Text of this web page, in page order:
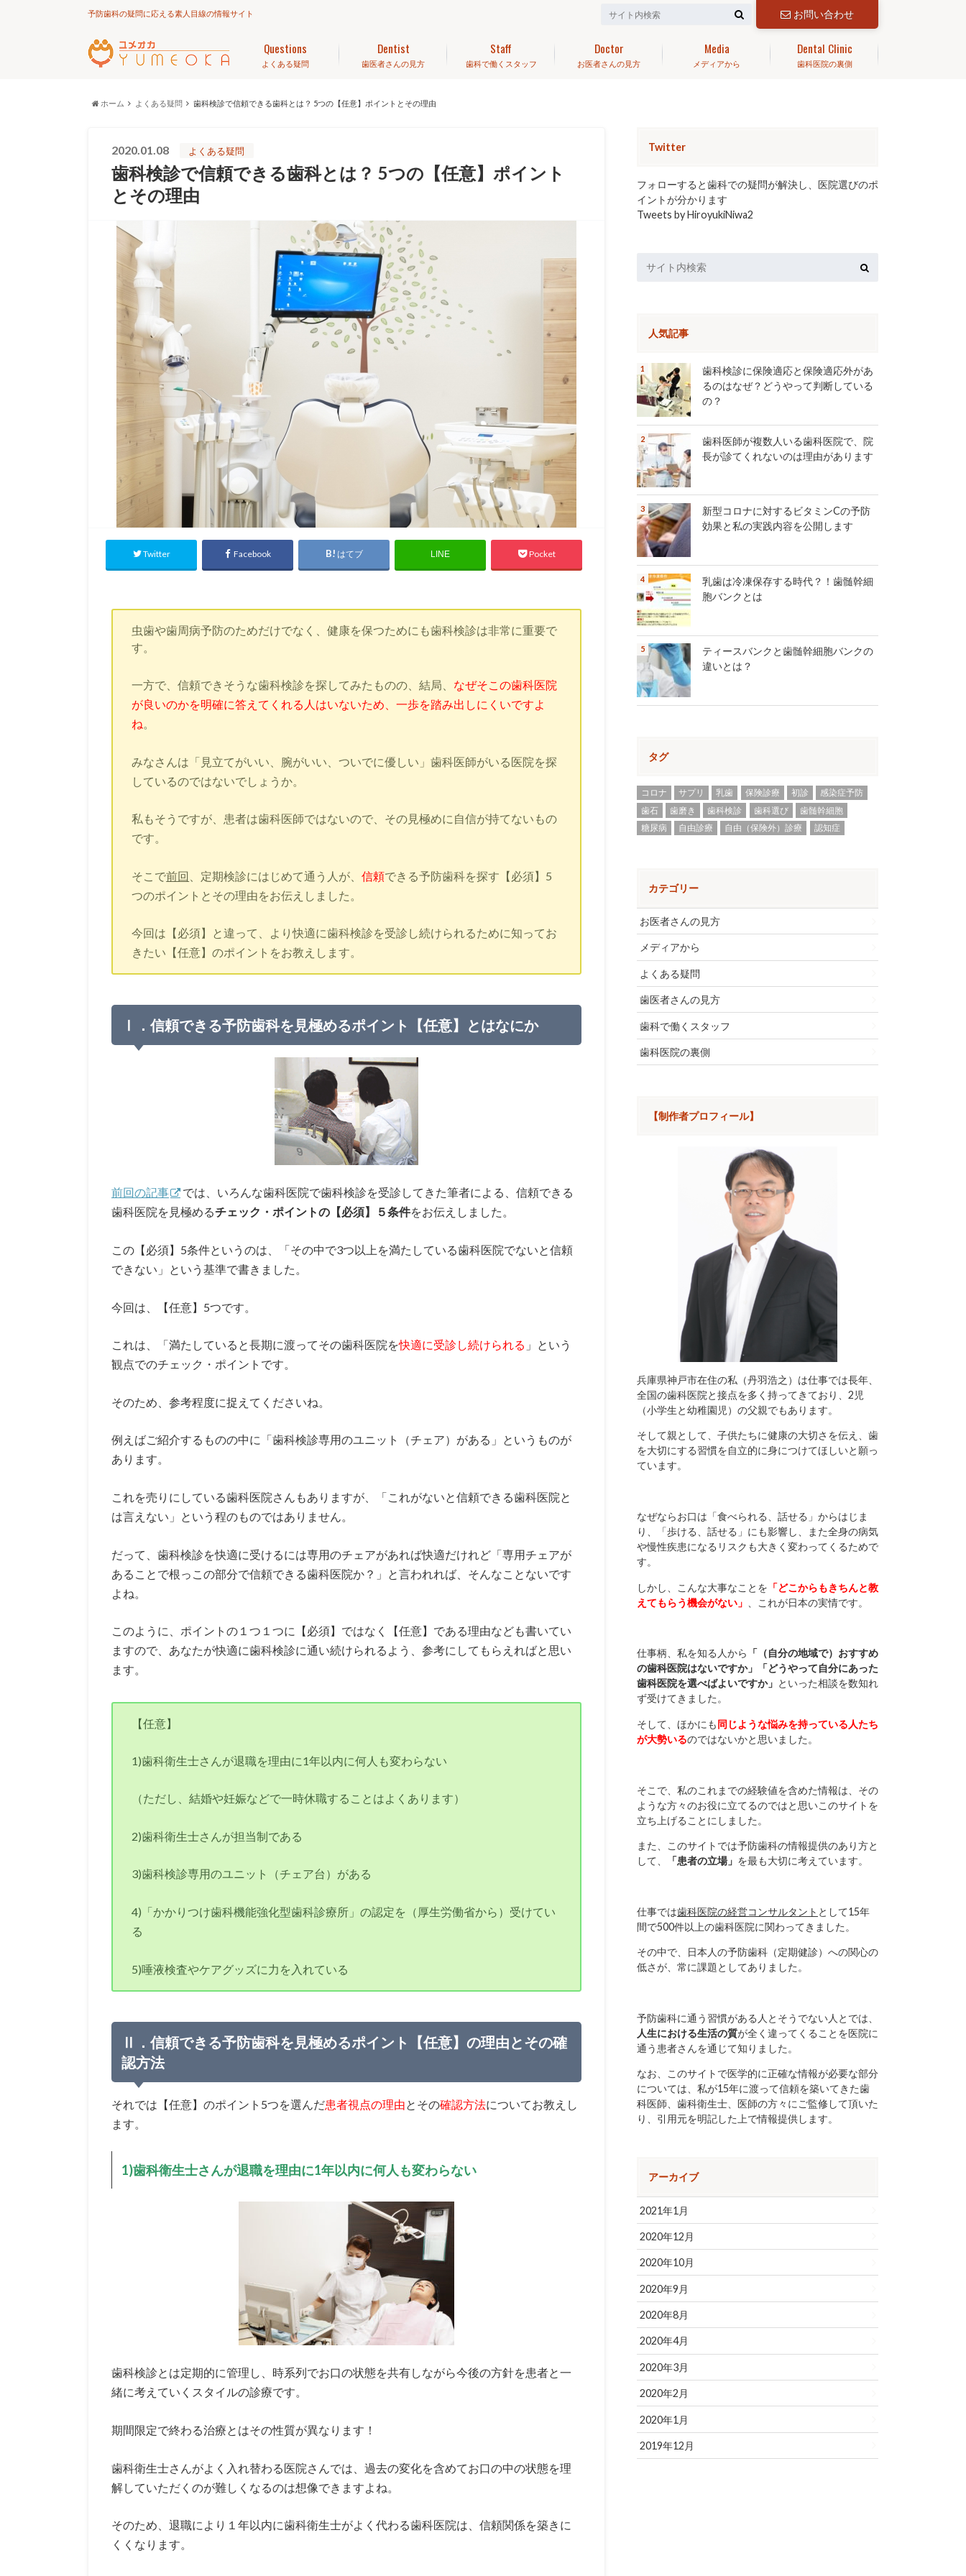
予防歯科の疑問に応える素人目線の情報サイト お問い合わせ
よくある疑問
Questions
歯医者さんの見方
Dentist
歯科で働くスタッフ
Staff
お医者さんの見方
Doctor
メディアから
Media
歯科医院の裏側
Dental Clinic
ホーム よくある疑問 歯科検診で信頼できる歯科とは？ 5つの【任意】ポイントとその理由
2020.01.08 よくある疑問
歯科検診で信頼できる歯科とは？ 5つの【任意】ポイント
とその理由
Twitter Facebook はてブ LINE Pocket
虫歯や歯周病予防のためだけでなく、健康を保つためにも歯科検診は非常に重要で
す。
一方で、信頼できそうな歯科検診を探してみたものの、結局、 なぜそこの歯科医院
が良いのかを明確に答えてくれる人はいないため、一歩を踏み出しにくいですよ
ね。
みなさんは「見立てがいい、腕がいい、ついでに優しい」歯科医師がいる医院を探
しているのではないでしょうか。
私もそうですが、患者は歯科医師ではないので、その見極めに自信が持てないもの
です。
そこで前回 、定期検診にはじめて通う人が、信頼できる予防歯科を探す【必須】5
つのポイントとその理由をお伝えしました。
今回は【必須】と違って、より快適に歯科検診を受診し続けられるために知ってお
きたい【任意】のポイントをお教えします。
Ⅰ．信頼できる予防歯科を見極めるポイント【任意】とはなにか
前回の記事
では、いろんな歯科医院で歯科検診を受診してきた筆者による、信頼できる
歯科医院を見極めるチェック・ポイントの【必須】５条件をお伝えしました。
この【必須】5条件というのは、「その中で3つ以上を満たしている歯科医院でないと信頼
できない」という基準で書きました。
今回は、【任意】5つです。
これは、「満たしていると長期に渡ってその歯科医院を快適に受診し続けられる 」という
観点でのチェック・ポイントです。
そのため、参考程度に捉えてくださいね。
例えばご紹介するものの中に「歯科検診専用のユニット（チェア）がある」というものが
あります。
これを売りにしている歯科医院さんもありますが、「これがないと信頼できる歯科医院と
は言えない」という程のものではありません。
だって、歯科検診を快適に受けるには専用のチェアがあれば快適だけれど「専用チェアが
あることで根っこの部分で信頼できる歯科医院か？」と言われれば、そんなことないです
よね。
このように、ポイントの１つ１つに【必須】ではなく【任意】である理由なども書いてい
ますので、あなたが快適に歯科検診に通い続けられるよう、参考にしてもらえればと思い
ます。
【任意】
1)歯科衛生士さんが退職を理由に1年以内に何人も変わらない
（ただし、結婚や妊娠などで一時休職することはよくあります）
2)歯科衛生士さんが担当制である
3)歯科検診専用のユニット（チェア台）がある
4)「かかりつけ歯科機能強化型歯科診療所」の認定を（厚生労働省から）受けてい
る
5)唾液検査やケアグッズに力を入れている
Ⅱ．信頼できる予防歯科を見極めるポイント【任意】の理由とその確
認方法
それでは【任意】のポイント5つを選んだ患者視点の理由 とその確認方法についてお教えし
ます。
1)歯科衛生士さんが退職を理由に1年以内に何人も変わらない
歯科検診とは定期的に管理し、時系列でお口の状態を共有しながら今後の方針を患者と一
緒に考えていくスタイルの診療です。
期間限定で終わる治療とはその性質が異なります！
歯科衛生士さんがよく入れ替わる医院さんでは、過去の変化を含めてお口の中の状態を理
解していただくのが難しくなるのは想像できますよね。
そのため、退職により１年以内に歯科衛生士がよく代わる歯科医院は、信頼関係を築きに
くくなります。
Twitter
フォローすると歯科での疑問が解決し、医院選びのポ
イントが分かります
Tweets by HiroyukiNiwa2
人気記事
歯科検診に保険適応と保険適応外があ
るのはなぜ？どうやって判断している
の？
歯科医師が複数人いる歯科医院で、院
長が診てくれないのは理由があります
新型コロナに対するビタミンCの予防
効果と私の実践内容を公開します
乳歯は冷凍保存する時代？！歯髄幹細
胞バンクとは
ティースバンクと歯髄幹細胞バンクの
違いとは？
タグ
コロナ サプリ 乳歯 保険診療 初診
感染症予防
歯石
歯磨き 歯科検診 歯科選び
歯髄幹細胞
糖尿病
自由診療 自由（保険外）診療 認知症
カテゴリー
お医者さんの見方
メディアから
よくある疑問
歯医者さんの見方
歯科で働くスタッフ
歯科医院の裏側
【制作者プロフィール】
兵庫県神戸市在住の私（丹羽浩之）は仕事では長年、
全国の歯科医院と接点を多く持ってきており、2児
（小学生と幼稚園児）の父親でもあります。
そして親として、子供たちに健康の大切さを伝え、歯
を大切にする習慣を自立的に身につけてほしいと願っ
ています。
なぜならお口は「食べられる、話せる」からはじま
り、「歩ける、話せる」にも影響し、また全身の病気
や慢性疾患になるリスクも大きく変わってくるためで
す。
しかし、こんな大事なことを 「どこからもきちんと教
えてもらう機会がない」
、これが日本の実情です。
仕事柄、私を知る人から 「（自分の地域で）おすすめ
の歯科医院はないですか」「どうやって自分にあった
歯科医院を選べばよいですか」 といった相談を数知れ
ず受けてきました。
そして、ほかにも同じような悩みを持っている人たち
が大勢いるのではないかと思いました。
そこで、私のこれまでの経験値を含めた情報は、その
ような方々のお役に立てるのではと思いこのサイトを
立ち上げることにしました。
また、このサイトでは予防歯科の情報提供のあり方と
して、
「患者の立場」 を最も大切に考えています。
仕事では歯科医院の経営コンサルタント として15年
間で500件以上の歯科医院に関わってきました。
その中で、日本人の予防歯科（定期健診）への関心の
低さが、常に課題としてありました。
予防歯科に通う習慣がある人とそうでない人とでは、
人生における生活の質が全く違ってくることを医院に
通う患者さんを通じて知りました。
なお、このサイトで医学的に正確な情報が必要な部分
については、私が15年に渡って信頼を築いてきた歯
科医師、歯科衛生士、医師の方々にご監修して頂いた
り、引用元を明記した上で情報提供します。
アーカイブ
2021年1月
2020年12月
2020年10月
2020年9月
2020年8月
2020年4月
2020年3月
2020年2月
2020年1月
2019年12月